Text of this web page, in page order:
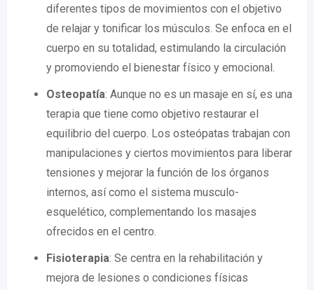
diferentes tipos de movimientos con el objetivo
de relajar y tonificar los músculos. Se enfoca en el
cuerpo en su totalidad, estimulando la circulación
y promoviendo el bienestar físico y emocional.
Osteopatía: Aunque no es un masaje en sí, es una
terapia que tiene como objetivo restaurar el
equilibrio del cuerpo. Los osteópatas trabajan con
manipulaciones y ciertos movimientos para liberar
tensiones y mejorar la función de los órganos
internos, así como el sistema musculo-
esquelético, complementando los masajes
ofrecidos en el centro.
Fisioterapia: Se centra en la rehabilitación y
mejora de lesiones o condiciones físicas